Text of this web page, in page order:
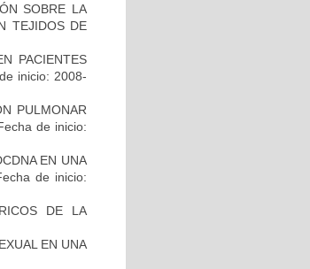
SOBRE LA
TEJIDOS DE
PACIENTES
inicio: 2008-
PULMONAR
de inicio:
EN UNA
de inicio:
DE LA
EN UNA